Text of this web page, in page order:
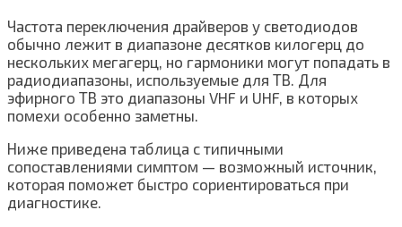
Частота переключения драйверов у светодиодов
обычно лежит в диапазоне десятков килогерц до
нескольких мегагерц, но гармоники могут попадать в
радиодиапазоны, используемые для ТВ. Для
эфирного ТВ это диапазоны VHF и UHF, в которых
помехи особенно заметны.
Ниже приведена таблица с типичными
сопоставлениями симптом — возможный источник,
которая поможет быстро сориентироваться при
диагностике.